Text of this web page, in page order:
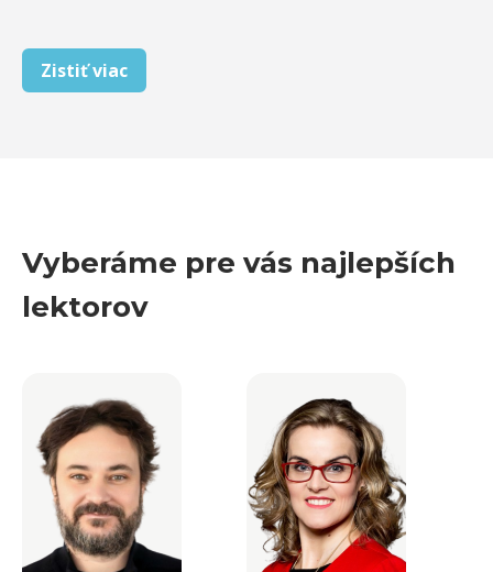
Zistiť viac
Vyberáme pre vás najlepších
lektorov